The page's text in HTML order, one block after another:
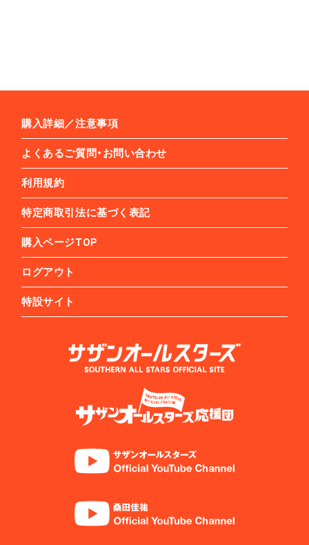
購入詳細／注意事項
よくあるご質問・お問い合わせ
利用規約
特定商取引法に基づく表記
購入ページTOP
ログアウト
特設サイト